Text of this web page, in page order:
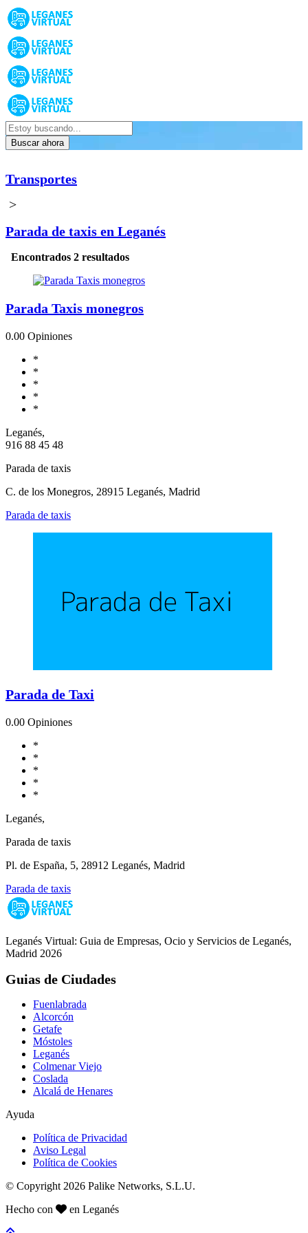
Buscar ahora
Transportes
>
Parada de taxis en Leganés
Encontrados 2 resultados
Parada Taxis monegros
0.00 Opiniones
*
*
*
*
*
Leganés,
916 88 45 48
Parada de taxis
C. de los Monegros, 28915 Leganés, Madrid
Parada de taxis
Parada de Taxi
0.00 Opiniones
*
*
*
*
*
Leganés,
Parada de taxis
Pl. de España, 5, 28912 Leganés, Madrid
Parada de taxis
Leganés Virtual: Guia de Empresas, Ocio y Servicios de Leganés,
Madrid 2026
Guias de Ciudades
Fuenlabrada
Alcorcón
Getafe
Móstoles
Leganés
Colmenar Viejo
Coslada
Alcalá de Henares
Ayuda
Política de Privacidad
Aviso Legal
Política de Cookies
© Copyright 2026 Palike Networks, S.L.U.
Hecho con
en Leganés